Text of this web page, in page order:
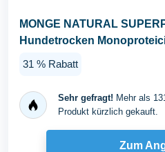
MONGE NATURAL
Hundetrocken
31 % Rabatt
Sehr gefragt! Mehr als
Produkt kürzlich gekauft.
Zum